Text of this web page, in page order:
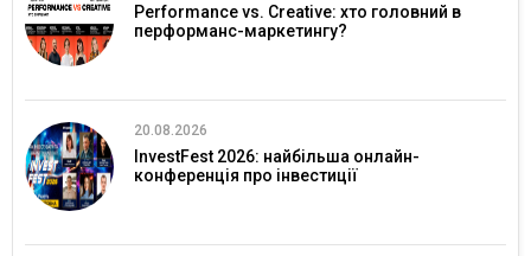
Performance vs. Creative: хто головний в
перформанс-маркетингу?
20.08.2026
InvestFest 2026: найбільша онлайн-
конференція про інвестиції